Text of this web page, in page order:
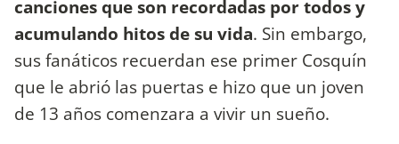
canciones que son recordadas por todos y
acumulando hitos de su vida. Sin embargo,
sus fanáticos recuerdan ese primer Cosquín
que le abrió las puertas e hizo que un joven
de 13 años comenzara a vivir un sueño.